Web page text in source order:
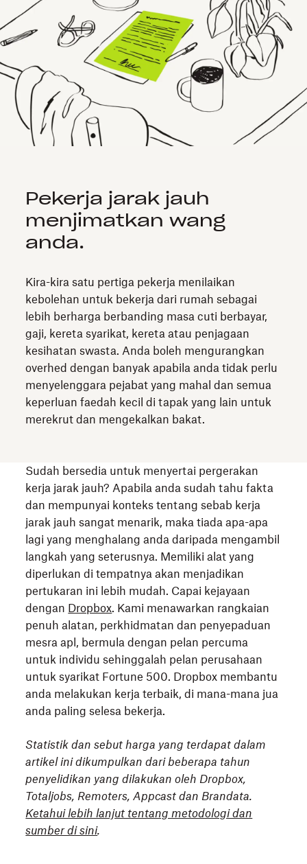
Pekerja jarak jauh
menjimatkan wang
anda.
Kira-kira satu pertiga pekerja menilaikan
kebolehan untuk bekerja dari rumah sebagai
lebih berharga berbanding masa cuti berbayar,
gaji, kereta syarikat, kereta atau penjagaan
kesihatan swasta. Anda boleh mengurangkan
overhed dengan banyak apabila anda tidak perlu
menyelenggara pejabat yang mahal dan semua
keperluan faedah kecil di tapak yang lain untuk
merekrut dan mengekalkan bakat.
Sudah bersedia untuk menyertai pergerakan
kerja jarak jauh? Apabila anda sudah tahu fakta
dan mempunyai konteks tentang sebab kerja
jarak jauh sangat menarik, maka tiada apa-apa
lagi yang menghalang anda daripada mengambil
langkah yang seterusnya. Memiliki alat yang
diperlukan di tempatnya akan menjadikan
pertukaran ini lebih mudah. Capai kejayaan
dengan Dropbox. Kami menawarkan rangkaian
penuh alatan, perkhidmatan dan penyepaduan
mesra apl, bermula dengan pelan percuma
untuk individu sehinggalah pelan perusahaan
untuk syarikat Fortune 500. Dropbox membantu
anda melakukan kerja terbaik, di mana-mana jua
anda paling selesa bekerja.
Statistik dan sebut harga yang terdapat dalam
artikel ini dikumpulkan dari beberapa tahun
penyelidikan yang dilakukan oleh Dropbox,
Totaljobs, Remoters, Appcast dan Brandata.
Ketahui lebih lanjut tentang metodologi dan
sumber di sini.